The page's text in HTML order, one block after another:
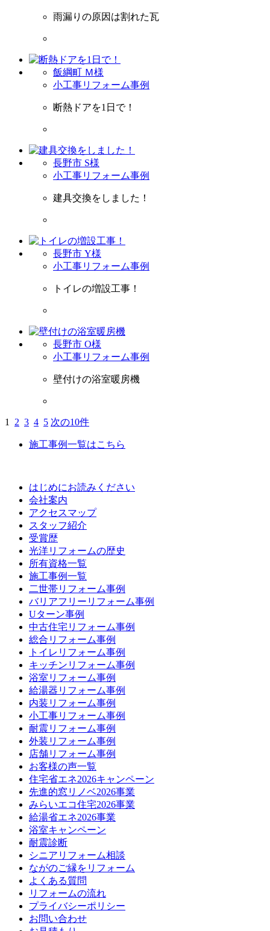
雨漏りの原因は割れた瓦
飯綱町 Ｍ様
小工事リフォーム事例
断熱ドアを1日で！
長野市 S様
小工事リフォーム事例
建具交換をしました！
長野市 Y様
小工事リフォーム事例
トイレの増設工事！
長野市 O様
小工事リフォーム事例
壁付けの浴室暖房機
1 2 3 4 5 次の10件
施工事例一覧はこちら
はじめにお読みください
会社案内
アクセスマップ
スタッフ紹介
受賞歴
光洋リフォームの歴史
所有資格一覧
施工事例一覧
二世帯リフォーム事例
バリアフリーリフォーム事例
Uターン事例
中古住宅リフォーム事例
総合リフォーム事例
トイレリフォーム事例
キッチンリフォーム事例
浴室リフォーム事例
給湯器リフォーム事例
内装リフォーム事例
小工事リフォーム事例
耐震リフォーム事例
外装リフォーム事例
店舗リフォーム事例
お客様の声一覧
住宅省エネ2026キャンペーン
先進的窓リノベ2026事業
みらいエコ住宅2026事業
給湯省エネ2026事業
浴室キャンペーン
耐震診断
シニアリフォーム相談
ながのご縁をリフォーム
よくある質問
リフォームの流れ
プライバシーポリシー
お問い合わせ